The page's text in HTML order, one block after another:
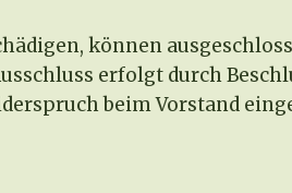
können
erfolgt durch
beim Vorstand